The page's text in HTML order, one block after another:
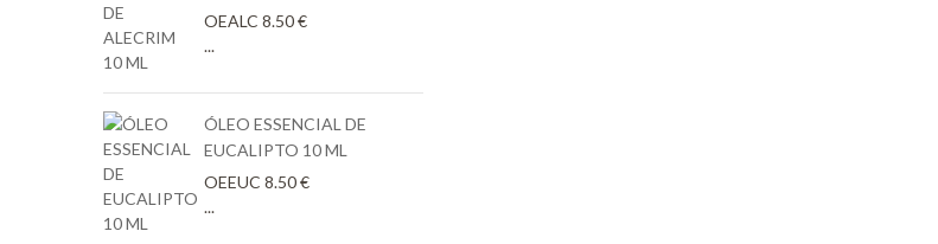
OEALC 8.50€
...
ÓLEO ESSENCIAL DE
EUCALIPTO 10 ML
OEEUC 8.50€
...